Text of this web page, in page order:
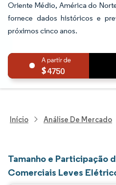
Oriente Médio, América do
fornece dados históricos e
próximos cinco anos.
4750
Início Análise De Mercado
Tamanho e Participação
Comerciais Leves